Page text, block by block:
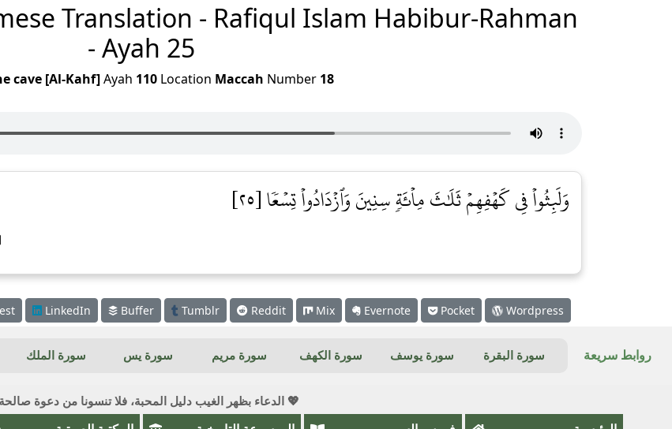
Translation - Rafiqul Islam Habibur-Rahman
- Ayah 25
cave [Al-Kahf]Ayah 110 Location Maccah Number 18
وَلَبِثُواْ فِي كَهۡفِهِمۡ ثَلَٰثَ مِاْئَةٖ سِنِينَ وَٱزۡدَادُواْ تِسۡعٗا [٢٥]
LinkedIn Buffer Tumblr Reddit Mix Evernote Pocket Wordpress
روابط سريعة سورة البقرة سورة يوسف سورة الكهف سورة مريم سورة يس سورة الملك
💖 الدعاء بظهر الغيب دليل المحبة، فلا تنسونا من دعوة